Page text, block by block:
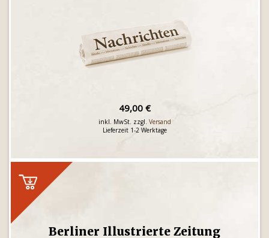
49,00 €
inkl. MwSt. zzgl. Versand
Lieferzeit 1-2 Werktage
Berliner Illustrierte Zeitung